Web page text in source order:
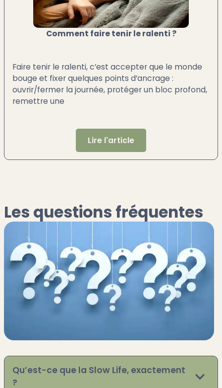
Comment faire tenir le ralenti ?
Faire tenir le ralenti, c’est accepter que le monde
bouge et fixer quelques points d’ancrage :
ouvrir/fermer la journée, protéger un bloc profond,
remettre une
Lire l'article
Les questions fréquentes
Qu’est-ce que la Slow Life, exactement
?